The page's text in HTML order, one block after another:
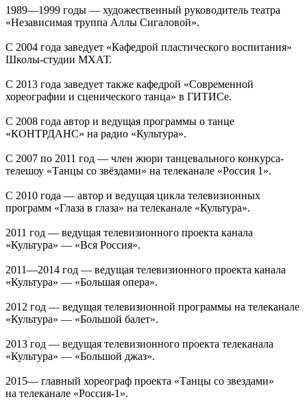
1989—1999 годы — художественный руководитель театра
«Независимая труппа Аллы Сигаловой».
С 2004 года заведует «Кафедрой пластического воспитания»
Школы-студии МХАТ.
С 2013 года заведует также кафедрой «Современной
хореографии и сценического танца» в ГИТИСе.
С 2008 года автор и ведущая программы о танце
«КОНТРДАНС» на радио «Культура».
С 2007 по 2011 год — член жюри танцевального конкурса-
телешоу «Танцы со звёздами» на телеканале «Россия 1».
С 2010 года — автор и ведущая цикла телевизионных
программ «Глаза в глаза» на телеканале «Культура».
2011 год — ведущая телевизионного проекта канала
«Культура» — «Вся Россия».
2011—2014 год — ведущая телевизионного проекта канала
«Культура» — «Большая опера».
2012 год — ведущая телевизионной программы на телеканале
«Культура» — «Большой балет».
2013 год — ведущая телевизионного проекта телеканала
«Культура» — «Большой джаз».
2015— главный хореограф проекта «Танцы со звездами»
на телеканале «Россия-1».